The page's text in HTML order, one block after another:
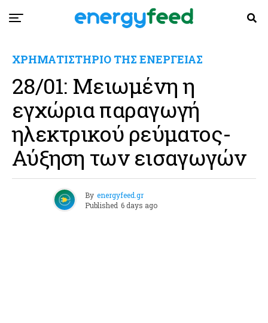
ΧΡΗΜΑΤΙΣΤΗΡΙΟ ΤΗΣ ΕΝΕΡΓΕΙΑΣ
28/01: Μειωμένη η
εγχώρια παραγωγή
ηλεκτρικού ρεύματος-
Αύξηση των εισαγωγών
By energyfeed.gr
Published 6 days ago